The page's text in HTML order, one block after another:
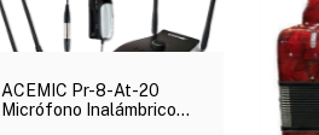
ACEMIC Pr-8-At-20
Micrófono Inalámbrico